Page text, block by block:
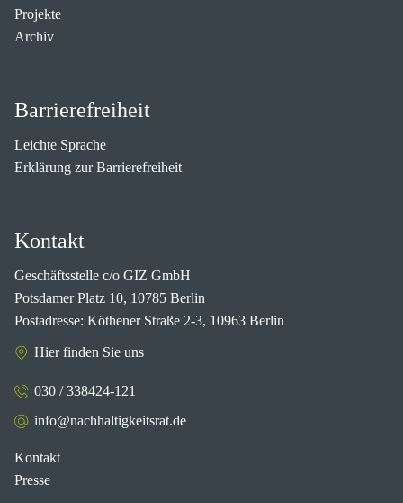
Projekte
Archiv
Barrierefreiheit
Leichte Sprache
Erklärung zur Barrierefreiheit
Kontakt
Geschäftsstelle c/o GIZ GmbH
Potsdamer Platz 10, 10785 Berlin
Postadresse: Köthener Straße 2-3, 10963 Berlin
Hier finden Sie uns
030 / 338424-121
info@nachhaltigkeitsrat.de
Kontakt
Presse